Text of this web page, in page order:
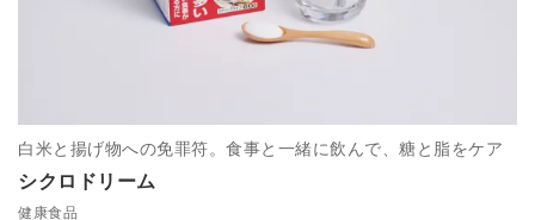
シクロドリーム
白米と揚げ物への免罪符。食事と一緒に飲んで、糖と脂をケア
健康食品